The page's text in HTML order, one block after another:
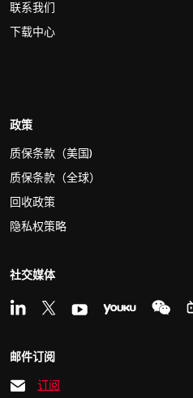
联系我们
下载中心
政策
质保条款（美国)
质保条款（全球）
回收政策
隐私权策略
社交媒体
邮件订阅
订阅